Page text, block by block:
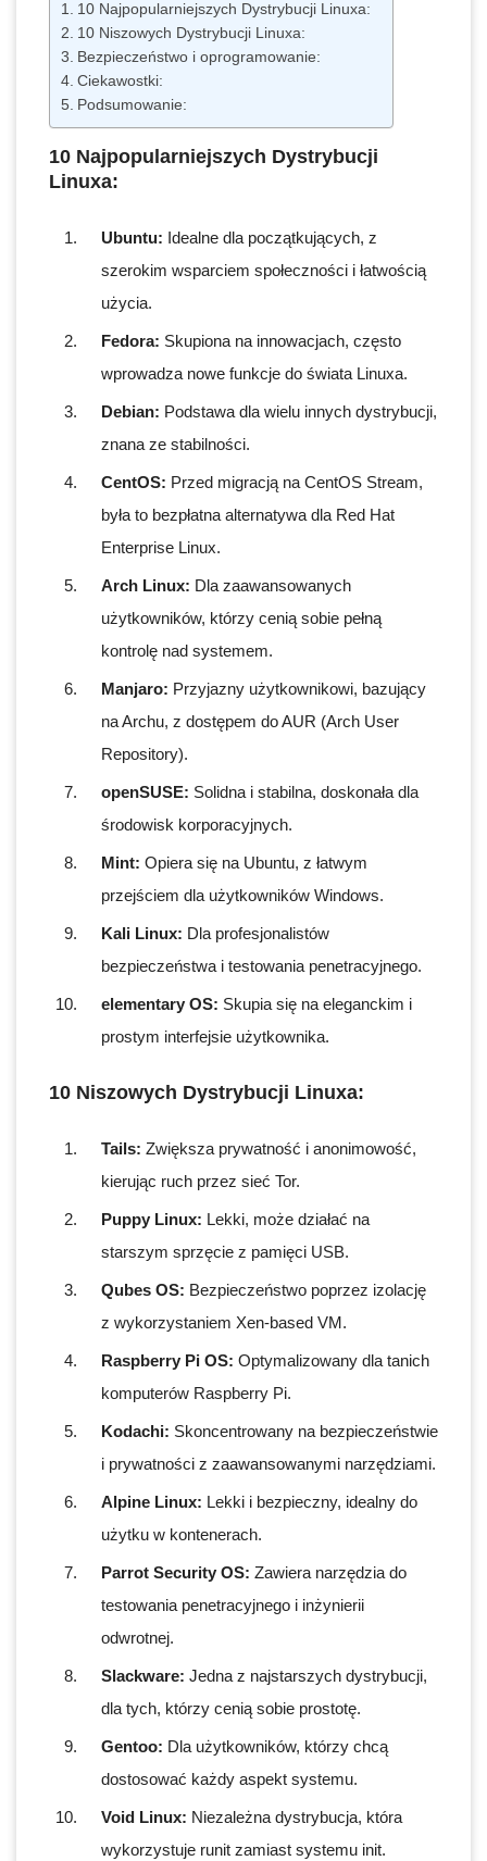
10 Najpopularniejszych Dystrybucji Linuxa:
10 Niszowych Dystrybucji Linuxa:
Bezpieczeństwo i oprogramowanie:
Ciekawostki:
Podsumowanie:
10 Najpopularniejszych Dystrybucji
Linuxa:
Ubuntu: Idealne dla początkujących, z
szerokim wsparciem społeczności i łatwością
użycia.
Fedora: Skupiona na innowacjach, często
wprowadza nowe funkcje do świata Linuxa.
Debian: Podstawa dla wielu innych dystrybucji,
znana ze stabilności.
CentOS: Przed migracją na CentOS Stream,
była to bezpłatna alternatywa dla Red Hat
Enterprise Linux.
Arch Linux: Dla zaawansowanych
użytkowników, którzy cenią sobie pełną
kontrolę nad systemem.
Manjaro: Przyjazny użytkownikowi, bazujący
na Archu, z dostępem do AUR (Arch User
Repository).
openSUSE: Solidna i stabilna, doskonała dla
środowisk korporacyjnych.
Mint: Opiera się na Ubuntu, z łatwym
przejściem dla użytkowników Windows.
Kali Linux: Dla profesjonalistów
bezpieczeństwa i testowania penetracyjnego.
elementary OS: Skupia się na eleganckim i
prostym interfejsie użytkownika.
10 Niszowych Dystrybucji Linuxa:
Tails: Zwiększa prywatność i anonimowość,
kierując ruch przez sieć Tor.
Puppy Linux: Lekki, może działać na
starszym sprzęcie z pamięci USB.
Qubes OS: Bezpieczeństwo poprzez izolację
z wykorzystaniem Xen-based VM.
Raspberry Pi OS: Optymalizowany dla tanich
komputerów Raspberry Pi.
Kodachi: Skoncentrowany na bezpieczeństwie
i prywatności z zaawansowanymi narzędziami.
Alpine Linux: Lekki i bezpieczny, idealny do
użytku w kontenerach.
Parrot Security OS: Zawiera narzędzia do
testowania penetracyjnego i inżynierii
odwrotnej.
Slackware: Jedna z najstarszych dystrybucji,
dla tych, którzy cenią sobie prostotę.
Gentoo: Dla użytkowników, którzy chcą
dostosować każdy aspekt systemu.
Void Linux: Niezależna dystrybucja, która
wykorzystuje runit zamiast systemu init.